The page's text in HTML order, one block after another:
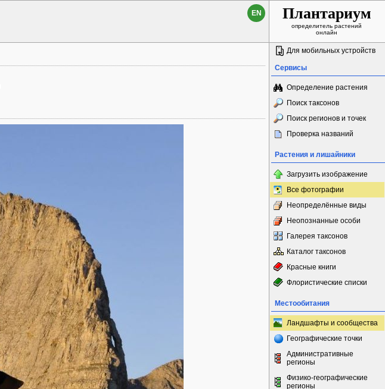
EN Плантариум
определитель растений
онлайн
Для мобильных устройств
Сервисы
Определение растения
Поиск таксонов
Поиск регионов и точек
Проверка названий
Растения и лишайники
Загрузить изображение
Все фотографии
Неопределённые виды
Неопознанные особи
Галерея таксонов
Каталог таксонов
Красные книги
Флористические списки
Местообитания
Ландшафты и сообщества
Географические точки
Административные
регионы
Физико-географические
регионы